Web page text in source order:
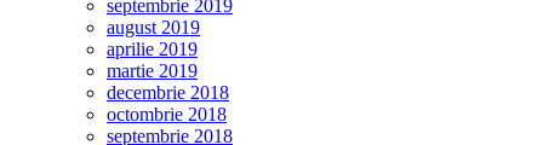
septembrie 2019
august 2019
aprilie 2019
martie 2019
decembrie 2018
octombrie 2018
septembrie 2018